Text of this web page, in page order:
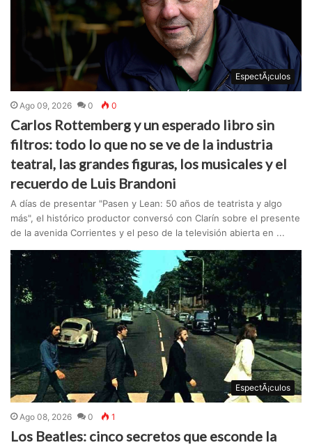
EspectÃ¡culos
Ago 09, 2026 0 0
Carlos Rottemberg y un esperado libro sin
filtros: todo lo que no se ve de la industria
teatral, las grandes figuras, los musicales y el
recuerdo de Luis Brandoni
A días de presentar "Pasen y Lean: 50 años de teatrista y algo
más", el histórico productor conversó con Clarín sobre el presente
de la avenida Corrientes y el peso de la televisión abierta en ...
EspectÃ¡culos
Ago 08, 2026 0 1
Los Beatles: cinco secretos que esconde la